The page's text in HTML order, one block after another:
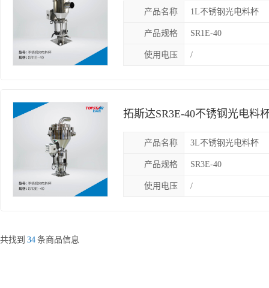
光电料斗
产品名称 1L不锈钢光电料杯
产品规格 SR1E-40
使用电压 /
拓斯达SR3E-40不锈钢光电料
升光电料斗
产品名称 3L不锈钢光电料杯
产品规格 SR3E-40
使用电压 /
共找到 34 条商品信息